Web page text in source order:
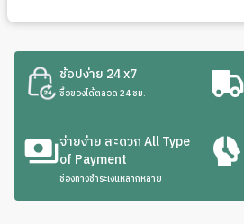
ช้อปง่าย 24 x7
ซื้อของได้ตลอด 24 ชม.
จ่ายง่าย สะดวก All Type
of Payment
ช่องทางชำระเงินหลากหลาย